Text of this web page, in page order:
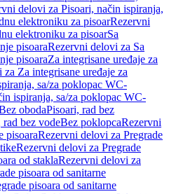
delovi za Pisoari, način ispiranja,
elektroniku za pisoarRezervni
elektroniku za pisoarSa
pisoaraRezervni delovi za Sa
pisoaraZa integrisane uređaje za
Za integrisane uređaje za
sa/za poklopac WC-
ispiranja, sa/za poklopac WC-
obodaPisoari, rad bez
bez vodeBez poklopcaRezervni
pisoaraRezervni delovi za Pregrade
Rezervni delovi za Pregrade
od staklaRezervni delovi za
pisoara od sanitarne
pisoara od sanitarne